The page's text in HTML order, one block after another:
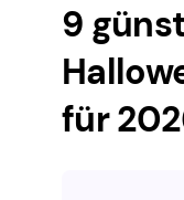
9
für